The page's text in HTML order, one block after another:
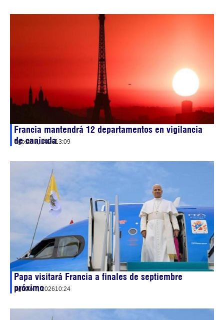
Francia mantendrá 12 departamentos en vigilancia
de canícula
agosto 7, 202613:09
Papa visitará Francia a finales de septiembre
próximo
agosto 7, 202610:24